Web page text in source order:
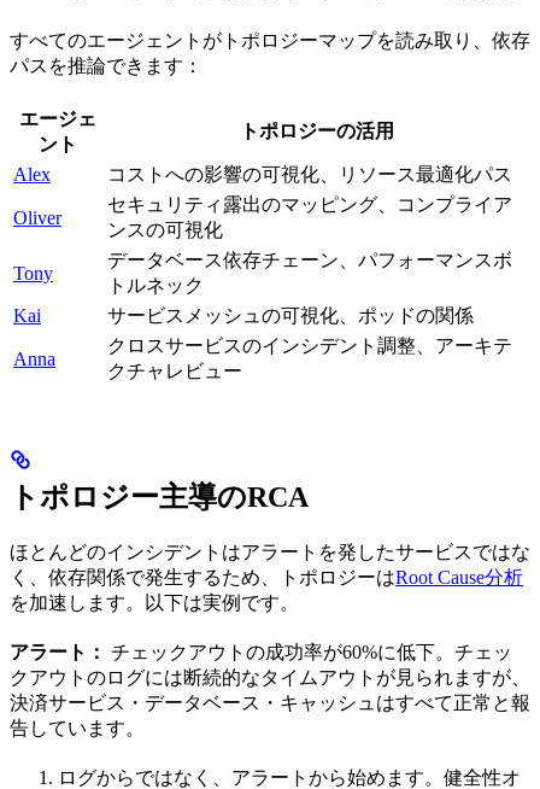
すべてのエージェントがトポロジーマップを読み取り、依存
パスを推論できます：
エージェ
ント
トポロジーの活用
Alex コストへの影響の可視化、リソース最適化パス
Oliver
セキュリティ露出のマッピング、コンプライア
ンスの可視化
Tony
データベース依存チェーン、パフォーマンスボ
トルネック
Kai
サービスメッシュの可視化、ポッドの関係
Anna
クロスサービスのインシデント調整、アーキテ
クチャレビュー
トポロジー主導のRCA
ほとんどのインシデントはアラートを発したサービスではな
く、依存関係で発生するため、トポロジーはRoot Cause分析
を加速します。以下は実例です。
アラート： チェックアウトの成功率が60%に低下。チェッ
クアウトのログには断続的なタイムアウトが見られますが、
決済サービス・データベース・キャッシュはすべて正常と報
告しています。
ログからではなく、アラートから始めます。健全性オ